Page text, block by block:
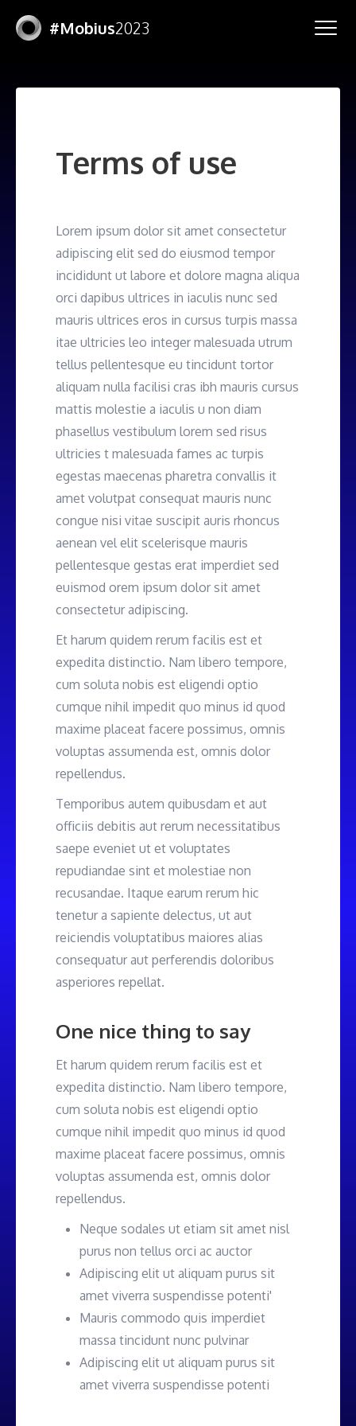
#Mobius2023
Terms of use
Lorem ipsum dolor sit amet consectetur
adipiscing elit sed do eiusmod tempor
incididunt ut labore et dolore magna aliqua
orci dapibus ultrices in iaculis nunc sed
mauris ultrices eros in cursus turpis massa
itae ultricies leo integer malesuada utrum
tellus pellentesque eu tincidunt tortor
aliquam nulla facilisi cras ibh mauris cursus
mattis molestie a iaculis u non diam
phasellus vestibulum lorem sed risus
ultricies t malesuada fames ac turpis
egestas maecenas pharetra convallis it
amet volutpat consequat mauris nunc
congue nisi vitae suscipit auris rhoncus
aenean vel elit scelerisque mauris
pellentesque gestas erat imperdiet sed
euismod orem ipsum dolor sit amet
consectetur adipiscing.
Et harum quidem rerum facilis est et
expedita distinctio. Nam libero tempore,
cum soluta nobis est eligendi optio
cumque nihil impedit quo minus id quod
maxime placeat facere possimus, omnis
voluptas assumenda est, omnis dolor
repellendus.
Temporibus autem quibusdam et aut
officiis debitis aut rerum necessitatibus
saepe eveniet ut et voluptates
repudiandae sint et molestiae non
recusandae. Itaque earum rerum hic
tenetur a sapiente delectus, ut aut
reiciendis voluptatibus maiores alias
consequatur aut perferendis doloribus
asperiores repellat.
One nice thing to say
Et harum quidem rerum facilis est et
expedita distinctio. Nam libero tempore,
cum soluta nobis est eligendi optio
cumque nihil impedit quo minus id quod
maxime placeat facere possimus, omnis
voluptas assumenda est, omnis dolor
repellendus.
Neque sodales ut etiam sit amet nisl
purus non tellus orci ac auctor
Adipiscing elit ut aliquam purus sit
amet viverra suspendisse potenti'
Mauris commodo quis imperdiet
massa tincidunt nunc pulvinar
Adipiscing elit ut aliquam purus sit
amet viverra suspendisse potenti